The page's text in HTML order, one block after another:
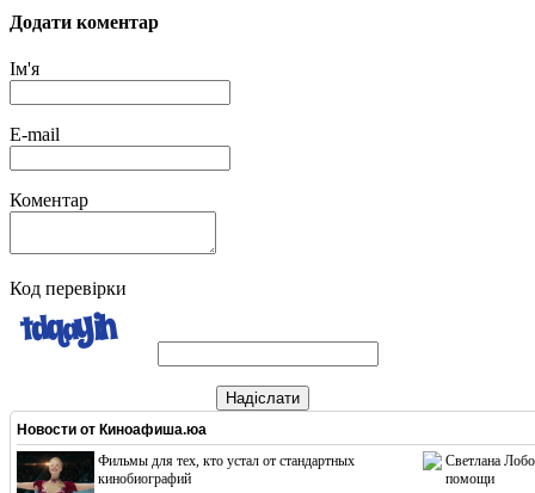
Додати коментар
Ім'я
E-mail
Коментар
Код перевірки
Надіслати
Новости от Киноафиша.юа
Фильмы для тех, кто устал от стандартных
кинобиографий
Светлана
помощи